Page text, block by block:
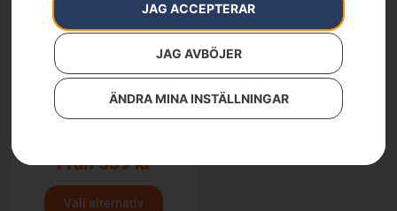
JAG ACCEPTERAR
JAG AVBÖJER
ÄNDRA MINA INSTÄLLNINGAR
Från559kr
Välj alternativ